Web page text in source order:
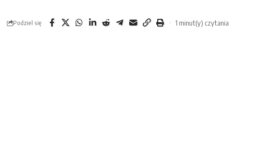
Podziel się 1 minut(y) czytania